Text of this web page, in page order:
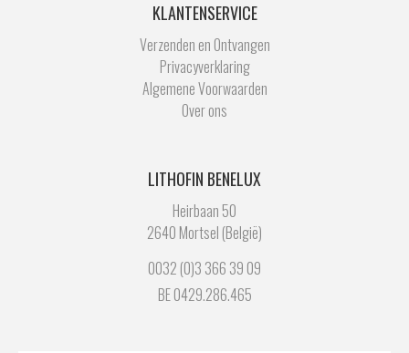
KLANTENSERVICE
Verzenden en Ontvangen
Privacyverklaring
Algemene Voorwaarden
Over ons
LITHOFIN BENELUX
Heirbaan 50
2640 Mortsel (België)
0032 (0)3 366 39 09
BE 0429.286.465